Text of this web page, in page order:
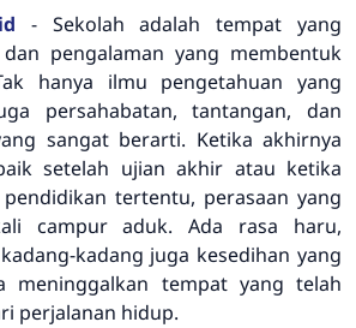
- Sekolah adalah tempat yang
pengalaman yang membentuk
hanya ilmu pengetahuan yang
persahabatan, tantangan, dan
sangat berarti. Ketika akhirnya
setelah ujian akhir atau ketika
tertentu, perasaan yang
campur aduk. Ada rasa haru,
kadang juga kesedihan yang
meninggalkan tempat yang telah
perjalanan hidup.